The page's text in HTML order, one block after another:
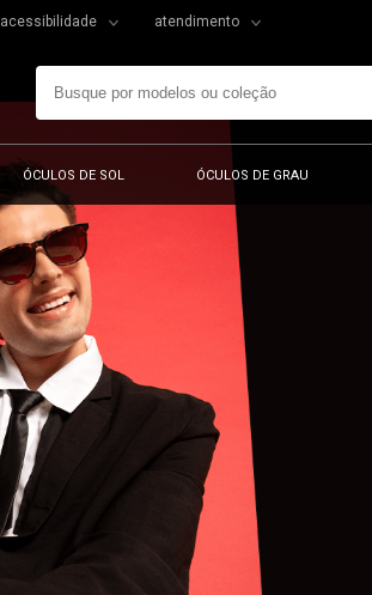
acessibilidade atendimento
ÓCULOS DE SOL ÓCULOS DE GRAU